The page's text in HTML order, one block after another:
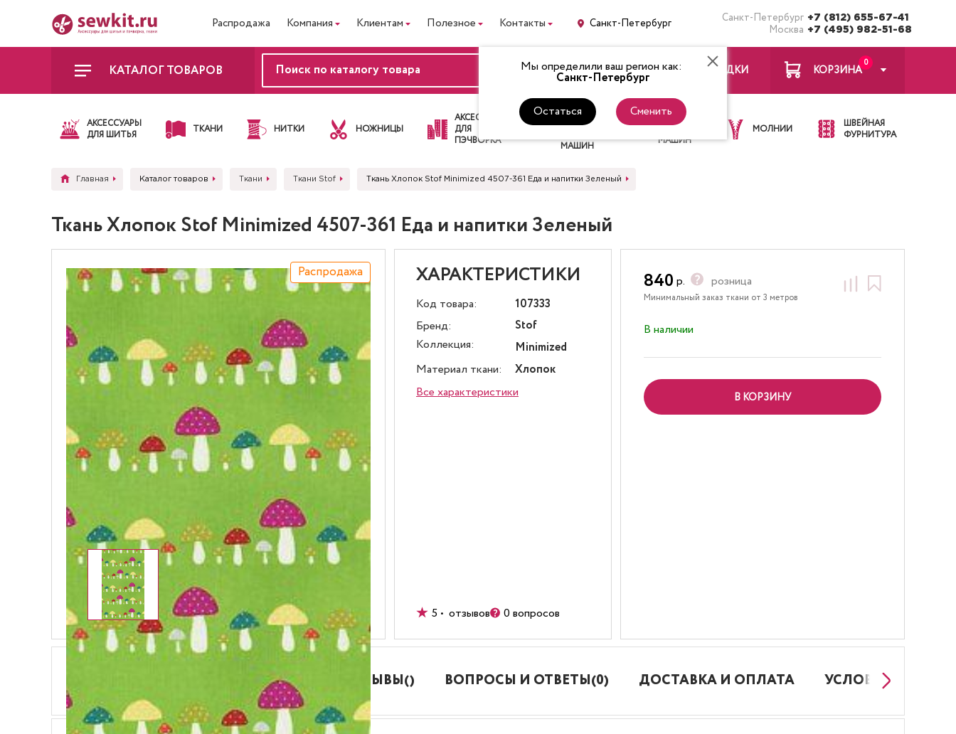
Распродажа Компания Клиентам Полезное Контакты Санкт-Петербург Санкт-Петербург +7 (812) 655-67-41
Москва +7 (495) 982-51-68
Мы определили ваш регион как:
Санкт-Петербург
Остаться Сменить
КАТАЛОГ ТОВАРОВ ВХОД ЗАКЛАДКИ
0
КОРЗИНА
АКСЕССУАРЫ
ДЛЯ ШИТЬЯ
ТКАНИ НИТКИ НОЖНИЦЫ
АКСЕССУАРЫ
ДЛЯ
ПЭЧВОРКА
ЛАПКИ
ДЛЯ
МАШИН
ИГЛЫ ДЛЯ
ШВЕЙНЫХ
МАШИН
МОЛНИИ
ШВЕЙНАЯ
ФУРНИТУРА
Главная Каталог товаров Ткани Ткани Stof Ткань Хлопок Stof Minimized 4507-361 Еда и напитки Зеленый
Ткань Хлопок Stof Minimized 4507-361 Еда и напитки Зеленый
Распродажа ХАРАКТЕРИСТИКИ
Код товара:
107333
Бренд:
Stof
Коллекция:
Minimized
Материал ткани:
Хлопок
Все характеристики
5 • отзывов 0 вопросов
840 р. розница
Минимальный заказ ткани от 3 метров
В наличии
В КОРЗИНУ
ХАРАКТЕРИСТИКИ ОТЗЫВЫ() ВОПРОСЫ И ОТВЕТЫ(0) ДОСТАВКА И ОПЛАТА УСЛОВИЯ РАБОТЫ